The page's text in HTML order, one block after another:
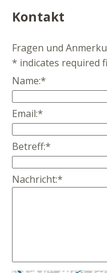
Kontakt
Fragen und
* indicates required
Name:*
Email:*
Betreff:*
Nachricht:*